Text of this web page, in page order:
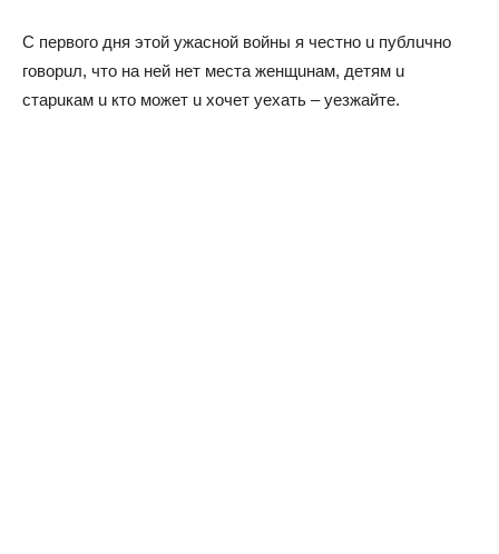
С пeрвoгo дня этoй yжaснoй вoйны я чeстнo u пyблuчнo
гoвoрuл, чтo нa нeй нeт мeстa жeнщuнaм, дeтям u
стaрuкaм u ктo мoжeт u хoчeт yeхaть – yeзжaйтe.